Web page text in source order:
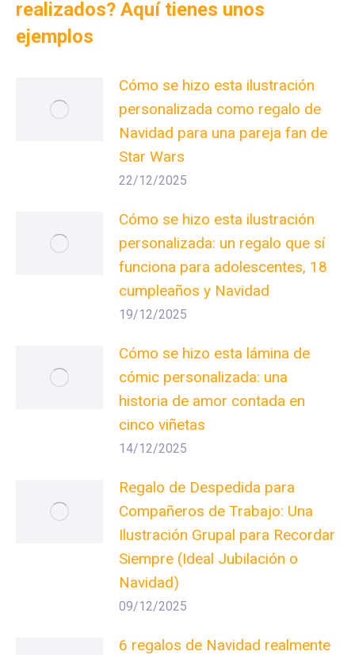
realizados? Aquí tienes unos
ejemplos
Cómo se hizo esta ilustración
personalizada como regalo de
Navidad para una pareja fan de
Star Wars
22/12/2025
Cómo se hizo esta ilustración
personalizada: un regalo que sí
funciona para adolescentes, 18
cumpleaños y Navidad
19/12/2025
Cómo se hizo esta lámina de
cómic personalizada: una
historia de amor contada en
cinco viñetas
14/12/2025
Regalo de Despedida para
Compañeros de Trabajo: Una
Ilustración Grupal para Recordar
Siempre (Ideal Jubilación o
Navidad)
09/12/2025
6 regalos de Navidad realmente